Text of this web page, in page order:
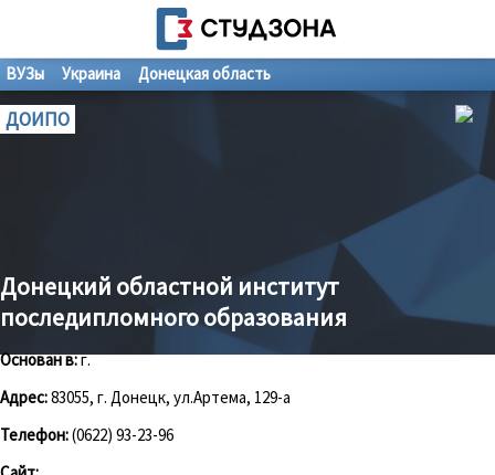
ВУЗы Украина Донецкая область
ДОИПО
Донецкий областной институт
последипломного образования
Основан в:г.
Адрес:83055, г. Донецк, ул.Артема, 129-а
Телефон:(0622) 93-23-96